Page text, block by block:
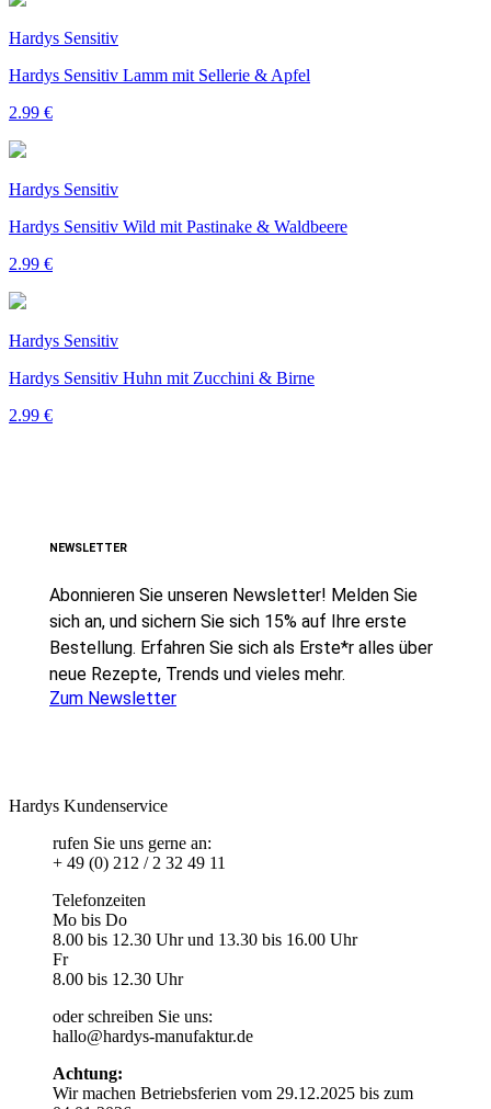
Hardys Sensitiv
Hardys Sensitiv Lamm mit Sellerie & Apfel
2.99 €
Hardys Sensitiv
Hardys Sensitiv Wild mit Pastinake & Waldbeere
2.99 €
Hardys Sensitiv
Hardys Sensitiv Huhn mit Zucchini & Birne
2.99 €
NEWSLETTER
Abonnieren Sie unseren Newsletter! Melden Sie
sich an, und sichern Sie sich 15% auf Ihre erste
Bestellung. Erfahren Sie sich als Erste*r alles über
neue Rezepte, Trends und vieles mehr.
Zum Newsletter
Hardys Kundenservice
rufen Sie uns gerne an:
+ 49 (0) 212 / 2 32 49 11
Telefonzeiten
Mo bis Do
8.00 bis 12.30 Uhr und 13.30 bis 16.00 Uhr
Fr
8.00 bis 12.30 Uhr
oder schreiben Sie uns:
hallo@hardys-manufaktur.de
Achtung:
Wir machen Betriebsferien vom 29.12.2025 bis zum